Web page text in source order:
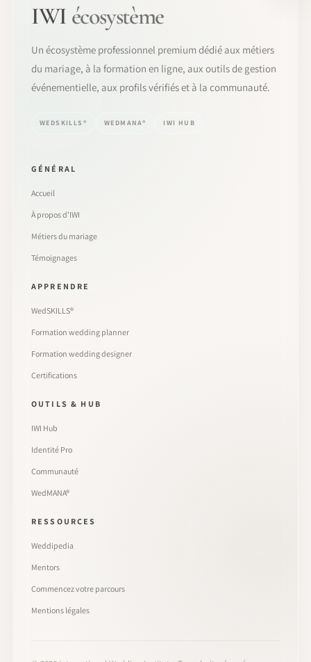
IWI écosystème
Un écosystème professionnel premium dédié aux métiers
du mariage, à la formation en ligne, aux outils de gestion
événementielle, aux profils vérifiés et à la communauté.
WEDSKILLS® WEDMANA® IWI HUB
GÉNÉRAL
Accueil
À propos d’IWI
Métiers du mariage
Témoignages
APPRENDRE
WedSKILLS®
Formation wedding planner
Formation wedding designer
Certifications
OUTILS & HUB
IWI Hub
Identité Pro
Communauté
WedMANA®
RESSOURCES
Weddipedia
Mentors
Commencez votre parcours
Mentions légales